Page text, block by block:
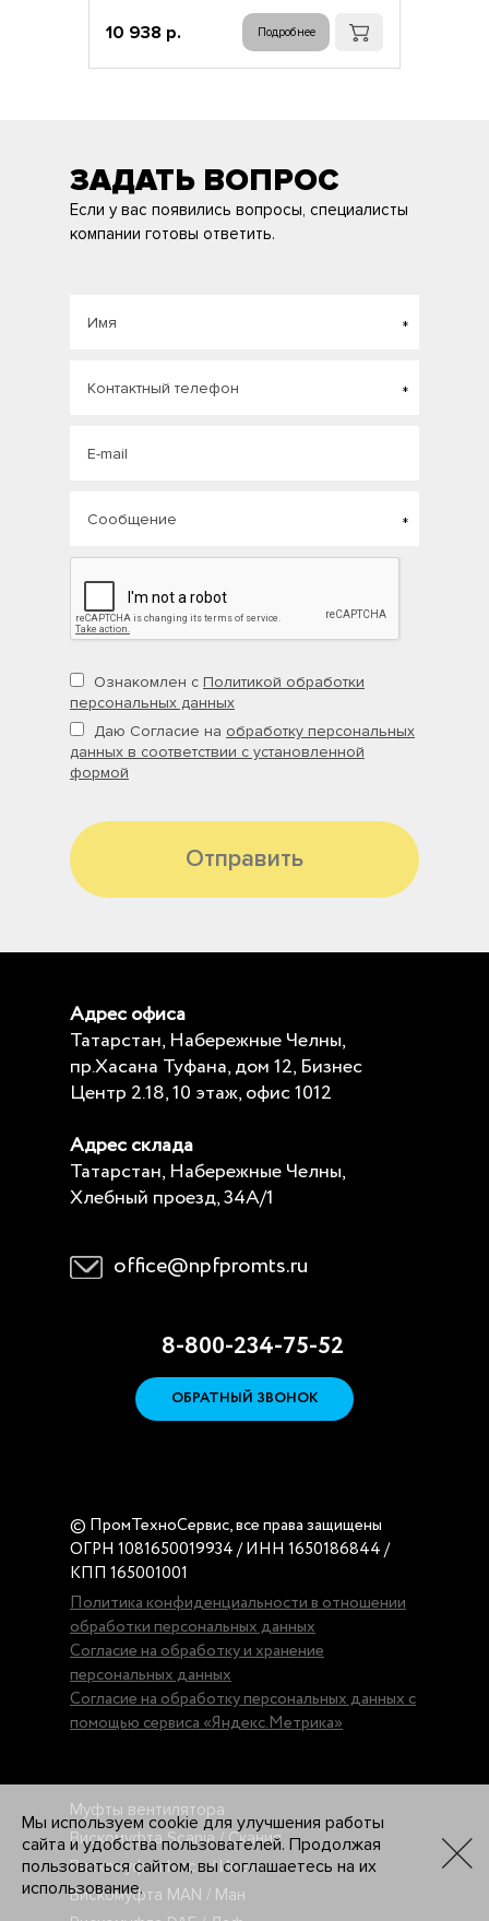
10 938 р. Подробнее
ЗАДАТЬ ВОПРОС
Если у вас появились вопросы, специалисты
компании готовы ответить.
Ознакомлен с Политикой обработки
персональных данных
Даю Согласие на обработку персональных
данных в соответствии с установленной
формой
Отправить
Муфты вентилятора
Вискомуфта Scania / Скания
Вискомуфта Iveco / Ивеко
Вискомуфта MAN / Ман
Адрес офиса
Татарстан, Набережные Челны,
пр.Хасана Туфана, дом 12, Бизнес
Центр 2.18, 10 этаж, офис 1012
Адрес склада
Татарстан, Набережные Челны,
Хлебный проезд, 34А/1
office@npfpromts.ru
8-800-234-75-52
ОБРАТНЫЙ ЗВОНОК
© ПромТехноСервис, все права защищены
ОГРН 1081650019934 / ИНН 1650186844 /
КПП 165001001
Политика конфиденциальности в отношении
обработки персональных данных
Согласие на обработку и хранение
персональных данных
Согласие на обработку персональных данных с
помощью сервиса «Яндекс.Метрика»
Мы используем cookie для улучшения работы
сайта и удобства пользователей. Продолжая
пользоваться сайтом, вы соглашаетесь на их
использование.